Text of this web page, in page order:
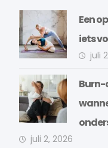
Een
iets
juli
Burn-
juli 2, 2026